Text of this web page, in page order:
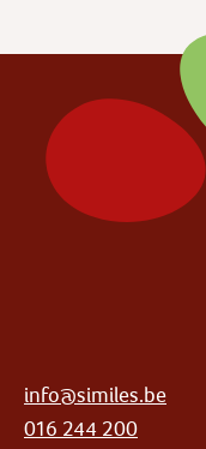
info@similes.be
016 244 200